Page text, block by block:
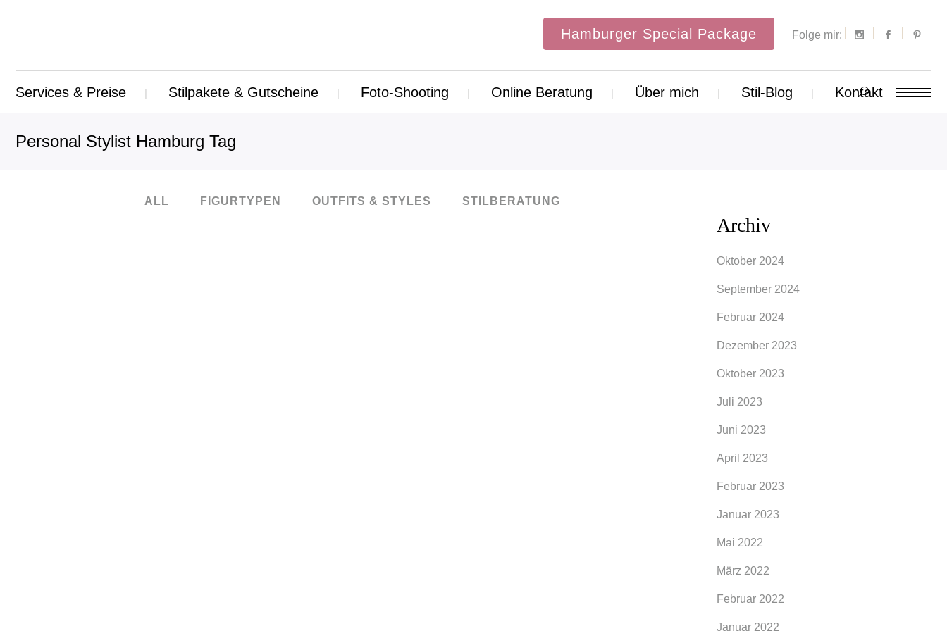
Hamburger Special Package Folge mir:
Services & Preise Stilpakete & Gutscheine Foto-Shooting Online Beratung Über mich Stil-Blog Kontakt
Personal Stylist Hamburg Tag
ALL FIGURTYPEN OUTFITS & STYLES STILBERATUNG
Archiv
Oktober 2024
September 2024
Februar 2024
Dezember 2023
Oktober 2023
Juli 2023
Juni 2023
April 2023
Februar 2023
Januar 2023
Mai 2022
März 2022
Februar 2022
Januar 2022